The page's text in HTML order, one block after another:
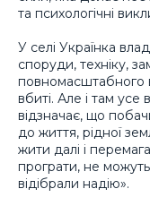
та психологічні
У селі Українка
споруди, техніку,
повномасштабного
вбиті. Але і там
відзначає, що
до життя, рідної
жити далі і
програти, не
відібрали надію».